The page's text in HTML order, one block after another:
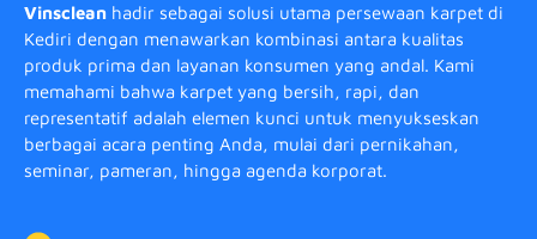
Vinsclean hadir sebagai solusi utama persewaan karpet di
Kediri dengan menawarkan kombinasi antara kualitas
produk prima dan layanan konsumen yang andal. Kami
memahami bahwa karpet yang bersih, rapi, dan
representatif adalah elemen kunci untuk menyukseskan
berbagai acara penting Anda, mulai dari pernikahan,
seminar, pameran, hingga agenda korporat.